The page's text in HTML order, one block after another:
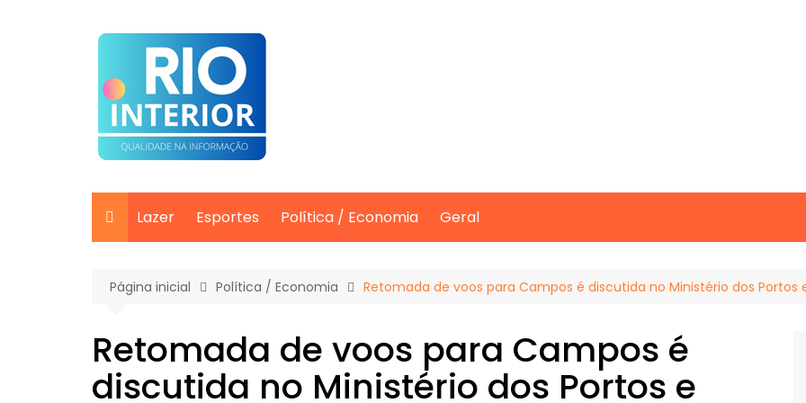
Lazer Esportes Política / Economia Geral
Página inicial Política / Economia Retomada de voos para Campos é discutida no Ministério dos Portos
Retomada de voos para Campos é
discutida no Ministério dos Portos e